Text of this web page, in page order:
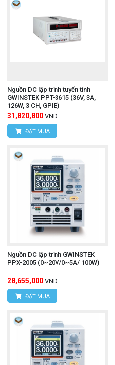
Nguồn DC lập trình tuyến tính
GWINSTEK PPT-3615 (36V, 3A,
126W, 3 CH, GPIB)
31,820,800 VND
ĐẶT MUA
Nguồn DC lập trình GWINSTEK
PPX-2005 (0~20V/0~5A/ 100W)
28,655,000 VND
ĐẶT MUA